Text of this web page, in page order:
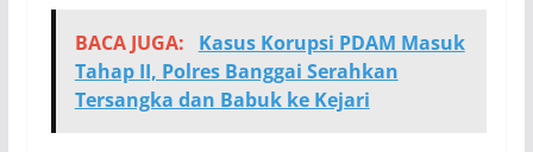
BACA JUGA:
Kasus Korupsi PDAM Masuk
Tahap II, Polres Banggai Serahkan
Tersangka dan Babuk ke Kejari